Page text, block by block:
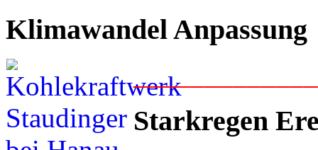
Klimawandel Anpassung
Starkregen